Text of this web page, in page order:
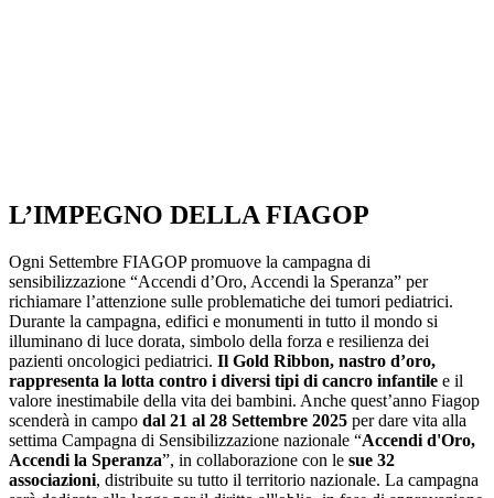
L’IMPEGNO DELLA FIAGOP
Ogni Settembre FIAGOP promuove la campagna di
sensibilizzazione “Accendi d’Oro, Accendi la Speranza” per
richiamare l’attenzione sulle problematiche dei tumori pediatrici.
Durante la campagna, edifici e monumenti in tutto il mondo si
illuminano di luce dorata, simbolo della forza e resilienza dei
pazienti oncologici pediatrici. Il Gold Ribbon, nastro d’oro,
rappresenta la lotta contro i diversi tipi di cancro infantile e il
valore inestimabile della vita dei bambini. Anche quest’anno Fiagop
scenderà in campo dal 21 al 28 Settembre 2025 per dare vita alla
settima Campagna di Sensibilizzazione nazionale “Accendi d'Oro,
Accendi la Speranza”, in collaborazione con le sue 32
associazioni, distribuite su tutto il territorio nazionale. La campagna